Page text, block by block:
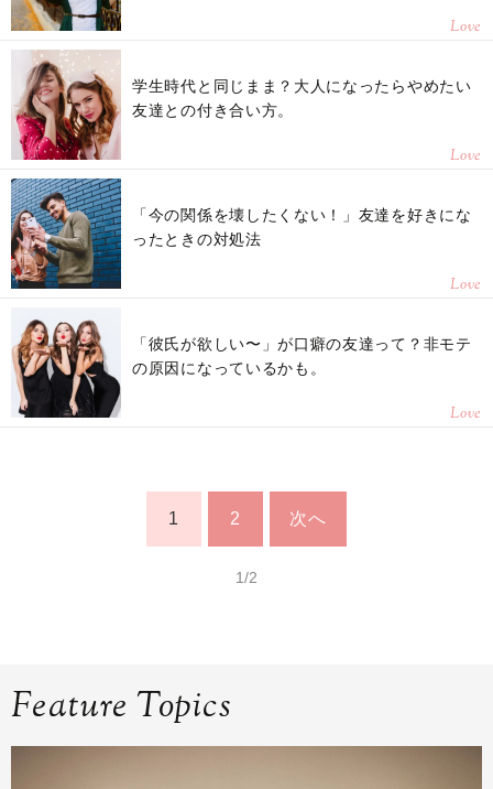
Love
学生時代と同じまま？大人になったらやめたい
友達との付き合い方。
Love
「今の関係を壊したくない！」友達を好きにな
ったときの対処法
Love
「彼氏が欲しい〜」が口癖の友達って？非モテ
の原因になっているかも。
Love
1 2 次へ
1/2
Feature Topics